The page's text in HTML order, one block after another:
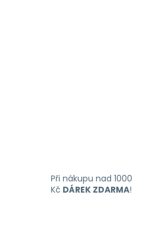
Při nákupu nad 1000
Kč DÁREK ZDARMA!